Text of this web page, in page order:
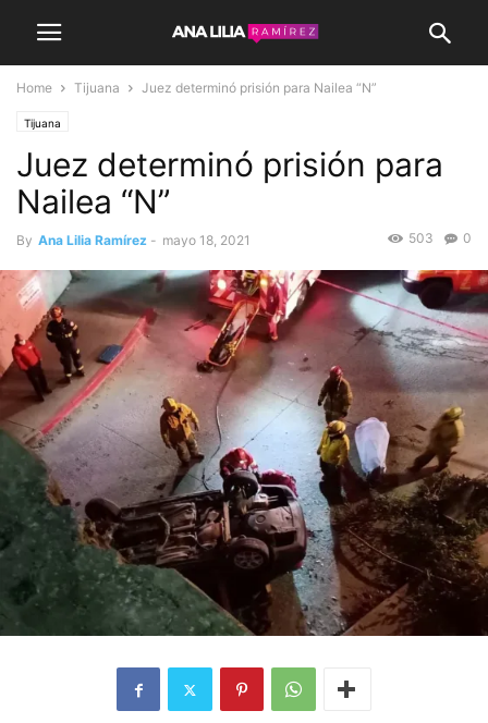
Home Tijuana Juez determinó prisión para Nailea “N”
Tijuana
Juez determinó prisión para
Nailea “N”
By Ana Lilia Ramírez - mayo 18, 2021 0
503